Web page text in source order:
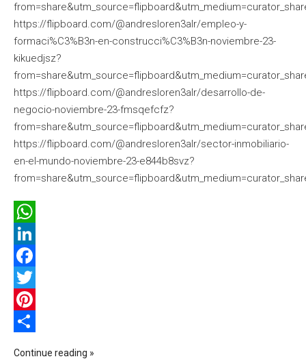
https://flipboard.com/@andresloren3alr/empleo-y-
formaci%C3%B3n-en-construcci%C3%B3n-noviembre-23-
kikuedjsz?
https://flipboard.com/@andresloren3alr/desarrollo-de-
negocio-noviembre-23-fmsqefcfz?
https://flipboard.com/@andresloren3alr/sector-inmobiliario-
en-el-mundo-noviembre-23-e844b8svz?
WhatsApp
LinkedIn
Facebook
Twitter
Pinterest
Continue reading